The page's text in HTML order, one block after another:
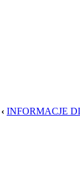
‹ INFORMACJE